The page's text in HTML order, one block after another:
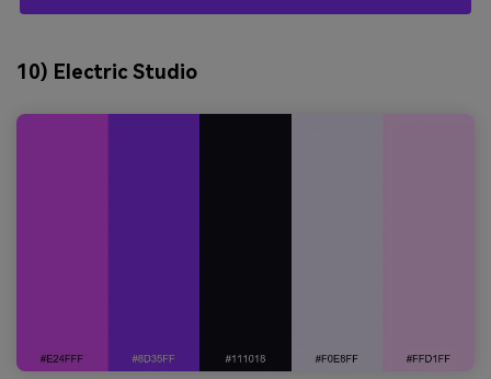
10) Electric Studio